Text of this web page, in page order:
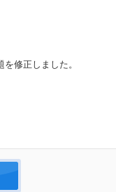
正しました。